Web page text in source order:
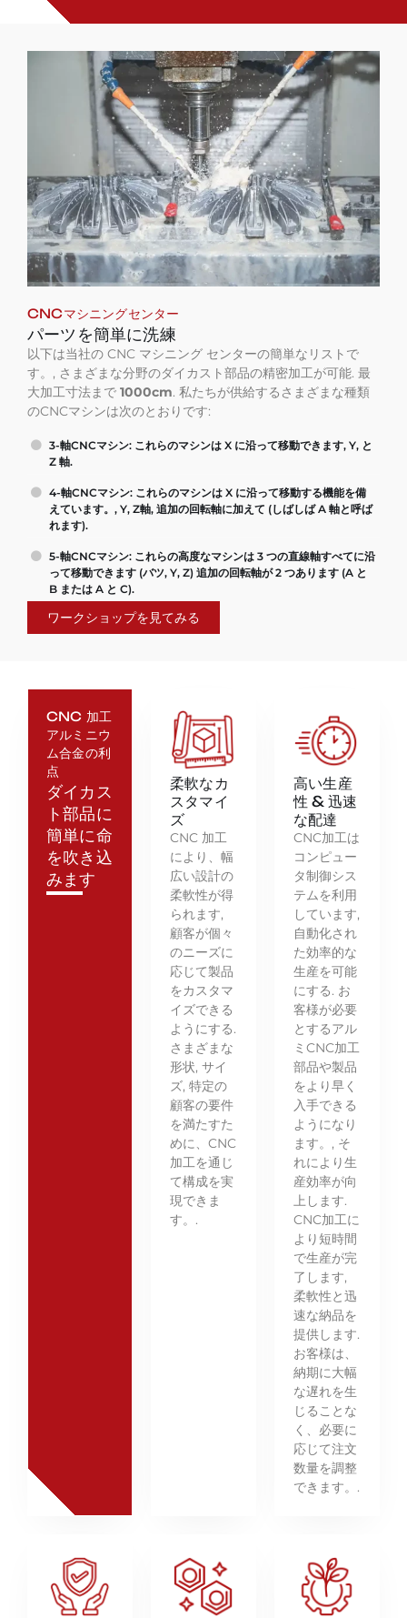
CNCマシニングセンター
パーツを簡単に洗練
以下は当社の CNC マシニング センターの簡単なリストで
す。, さまざまな分野のダイカスト部品の精密加工が可能. 最
大加工寸法まで 1000cm. 私たちが供給するさまざまな種類
のCNCマシンは次のとおりです:
3-軸CNCマシン: これらのマシンは X に沿って移動できます, Y, と
Z 軸.
4-軸CNCマシン: これらのマシンは X に沿って移動する機能を備
えています。, Y, Z軸, 追加の回転軸に加えて (しばしば A 軸と呼ば
れます).
5-軸CNCマシン: これらの高度なマシンは 3 つの直線軸すべてに沿
って移動できます (バツ, Y, Z) 追加の回転軸が 2 つあります (A と
B または A と C).
ワークショップを見てみる
CNC 加工
アルミニウ
ム合金の利
点
ダイカス
ト部品に
簡単に命
を吹き込
みます
柔軟なカ
スタマイ
ズ
CNC 加工
により、幅
広い設計の
柔軟性が得
られます,
顧客が個々
のニーズに
応じて製品
をカスタマ
イズできる
ようにする.
さまざまな
形状, サイ
ズ, 特定の
顧客の要件
を満たすた
めに、CNC
加工を通じ
て構成を実
現できま
す。.
高い生産
性 & 迅速
な配達
CNC加工は
コンピュー
タ制御シス
テムを利用
しています,
自動化され
た効率的な
生産を可能
にする. お
客様が必要
とするアル
ミCNC加工
部品や製品
をより早く
入手できる
ようになり
ます。, そ
れにより生
産効率が向
上します.
CNC加工に
より短時間
で生産が完
了します,
柔軟性と迅
速な納品を
提供します.
お客様は、
納期に大幅
な遅れを生
じることな
く、必要に
応じて注文
数量を調整
できます。.